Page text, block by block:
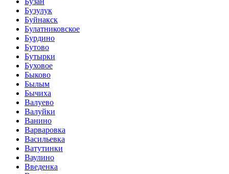
Бузулук
Буйнакск
Булатниковское
Бурдино
Бутово
Бутырки
Буховое
Быково
Былым
Бычиха
Валуево
Валуйки
Ванино
Варваровка
Васильевка
Ватутинки
Ваулино
Введенка